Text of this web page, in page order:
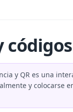
y QR es una
y colocarse